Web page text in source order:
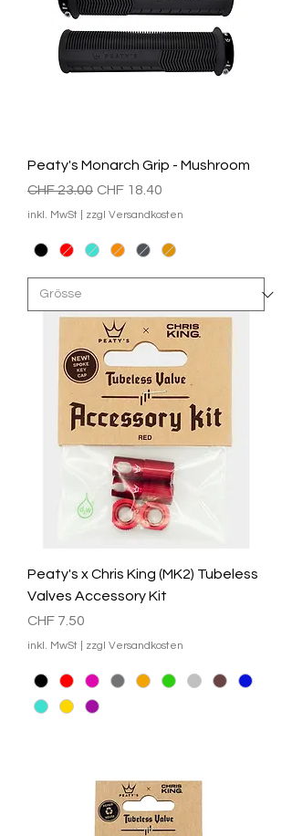
Peaty's Monarch Grip - Mushroom
Standardpreis
CHF 23.00 Sale-Preis
CHF 18.40
inkl. MwSt zzgl Versandkosten
Peaty's x Chris King (MK2) Tubeless
Valves Accessory Kit
Preis
CHF 7.50
inkl. MwSt zzgl Versandkosten